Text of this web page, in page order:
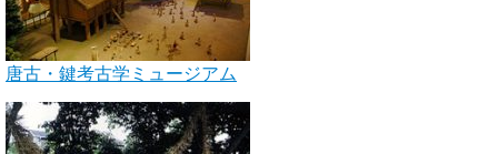
唐古・鍵考古学ミュージアム